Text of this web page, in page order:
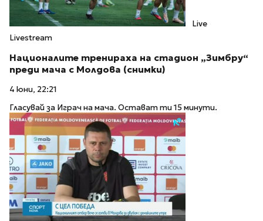
Live
Livestream
Националите тренираха на стадион „Зимбру“
преди мача с Молдова (снимки)
4 юни, 22:21
Гласувай за Играч на мача. Остават ти 15 минути.